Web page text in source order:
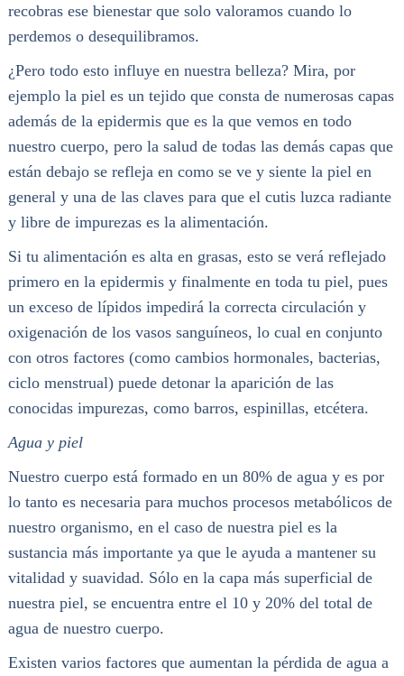
recobras ese bienestar que solo valoramos cuando lo
perdemos o desequilibramos.
¿Pero todo esto influye en nuestra belleza? Mira, por
ejemplo la piel es un tejido que consta de numerosas capas
además de la epidermis que es la que vemos en todo
nuestro cuerpo, pero la salud de todas las demás capas que
están debajo se refleja en como se ve y siente la piel en
general y una de las claves para que el cutis luzca radiante
y libre de impurezas es la alimentación.
Si tu alimentación es alta en grasas, esto se verá reflejado
primero en la epidermis y finalmente en toda tu piel, pues
un exceso de lípidos impedirá la correcta circulación y
oxigenación de los vasos sanguíneos, lo cual en conjunto
con otros factores (como cambios hormonales, bacterias,
ciclo menstrual) puede detonar la aparición de las
conocidas impurezas, como barros, espinillas, etcétera.
Agua y piel
Nuestro cuerpo está formado en un 80% de agua y es por
lo tanto es necesaria para muchos procesos metabólicos de
nuestro organismo, en el caso de nuestra piel es la
sustancia más importante ya que le ayuda a mantener su
vitalidad y suavidad. Sólo en la capa más superficial de
nuestra piel, se encuentra entre el 10 y 20% del total de
agua de nuestro cuerpo.
Existen varios factores que aumentan la pérdida de agua a